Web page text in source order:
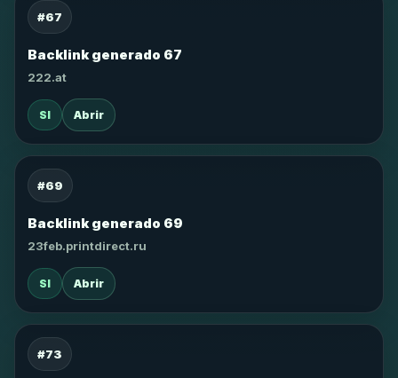
#67
Backlink generado 67
222.at
SI Abrir
#69
Backlink generado 69
23feb.printdirect.ru
SI Abrir
#73